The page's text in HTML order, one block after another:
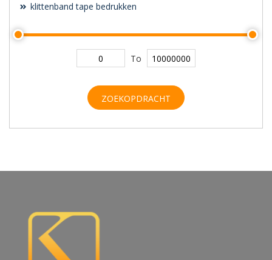
klittenband tape bedrukken
To
ZOEKOPDRACHT